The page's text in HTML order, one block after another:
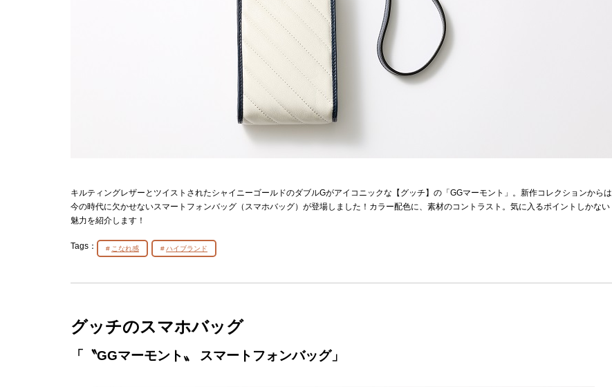
キルティングレザーとツイストされたシャイニーゴールドのダブルGがアイコニックな【グッチ】の「GGマーモント」。新作コレクションからは
今の時代に欠かせないスマートフォンバッグ（スマホバッグ）が登場しました！カラー配色に、素材のコントラスト。気に入るポイントしかない
魅力を紹介します！
Tags： こなれ感 ハイブランド
グッチのスマホバッグ
「〝GGマーモント〟 スマートフォンバッグ」